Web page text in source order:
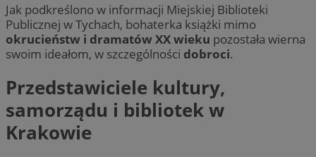
Jak podkreślono w informacji Miejskiej Biblioteki
Publicznej w Tychach, bohaterka książki mimo
okrucieństw i dramatów XX wieku pozostała wierna
swoim ideałom, w szczególności dobroci.
Przedstawiciele kultury,
samorządu i bibliotek w
Krakowie